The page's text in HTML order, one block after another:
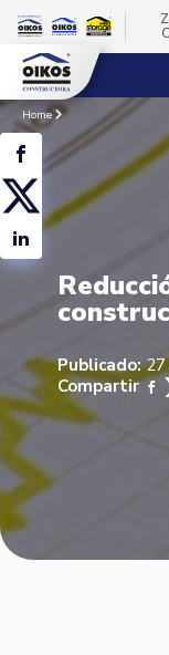
Home
Publicado:27
Compartir